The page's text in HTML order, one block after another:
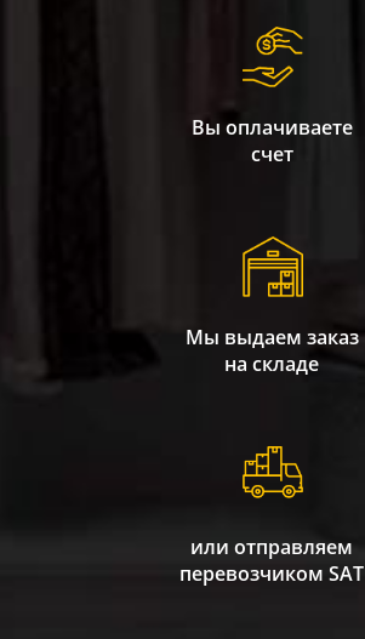
Вы оплачиваете
счет
Мы выдаем заказ
на складе
или отправляем
перевозчиком SAT